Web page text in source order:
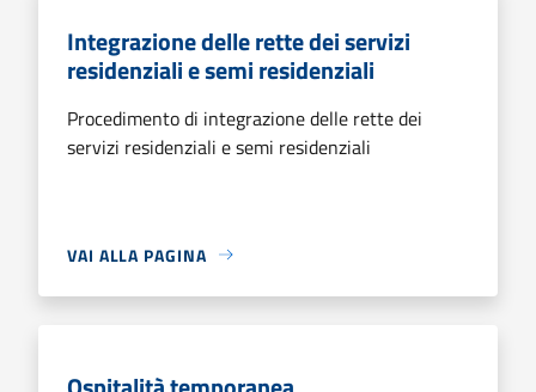
Integrazione delle rette dei servizi
residenziali e semi residenziali
Procedimento di integrazione delle rette dei
servizi residenziali e semi residenziali
VAI ALLA PAGINA